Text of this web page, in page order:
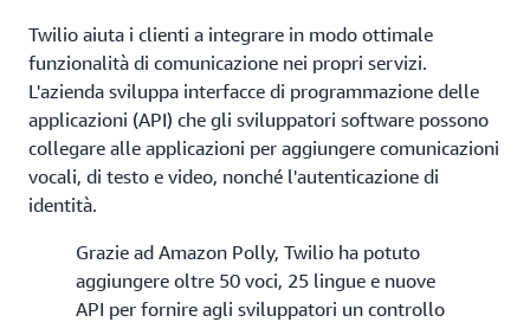
Twilio aiuta i clienti a integrare in modo ottimale
funzionalità di comunicazione nei propri servizi.
L'azienda sviluppa interfacce di programmazione delle
applicazioni (API) che gli sviluppatori software possono
collegare alle applicazioni per aggiungere comunicazioni
vocali, di testo e video, nonché l'autenticazione di
identità.
Grazie ad Amazon Polly, Twilio ha potuto
aggiungere oltre 50 voci, 25 lingue e nuove
API per fornire agli sviluppatori un controllo